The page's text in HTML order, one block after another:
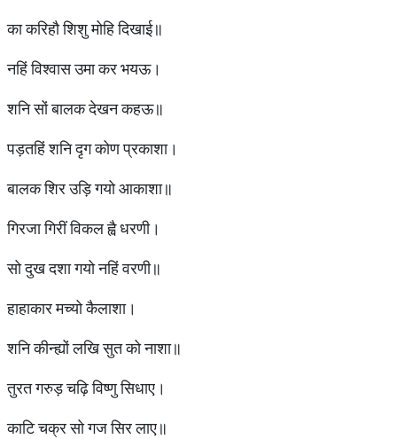
का करिहौ शिशु मोहि दिखाई॥
नहिं विश्वास उमा कर भयऊ।
शनि सों बालक देखन कहऊ॥
पड़तहिं शनि दृग कोण प्रकाशा।
बालक शिर उड़ि गयो आकाशा॥
गिरजा गिरीं विकल ह्वै धरणी।
सो दुख दशा गयो नहिं वरणी॥
हाहाकार मच्यो कैलाशा।
शनि कीन्ह्यों लखि सुत को नाशा॥
तुरत गरुड़ चढ़ि विष्णु सिधाए।
काटि चक्र सो गज सिर लाए॥